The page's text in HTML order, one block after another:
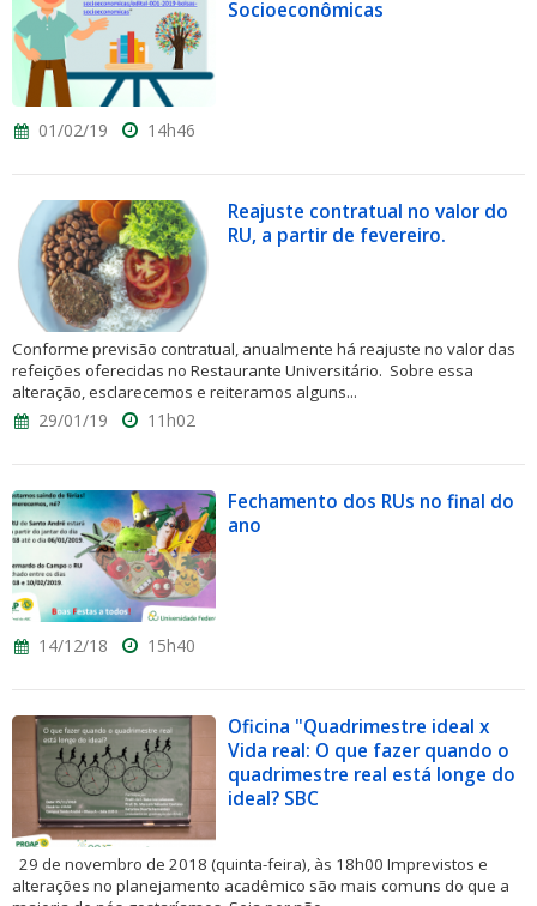
Socioeconômicas
01/02/19 14h46
Reajuste contratual no valor do
RU, a partir de fevereiro.
Conforme previsão contratual, anualmente há reajuste no valor das
refeições oferecidas no Restaurante Universitário. Sobre essa
alteração, esclarecemos e reiteramos alguns...
29/01/19 11h02
Fechamento dos RUs no final do
ano
14/12/18 15h40
Oficina "Quadrimestre ideal x
Vida real: O que fazer quando o
quadrimestre real está longe do
ideal? SBC
29 de novembro de 2018 (quinta-feira), às 18h00 Imprevistos e
alterações no planejamento acadêmico são mais comuns do que a